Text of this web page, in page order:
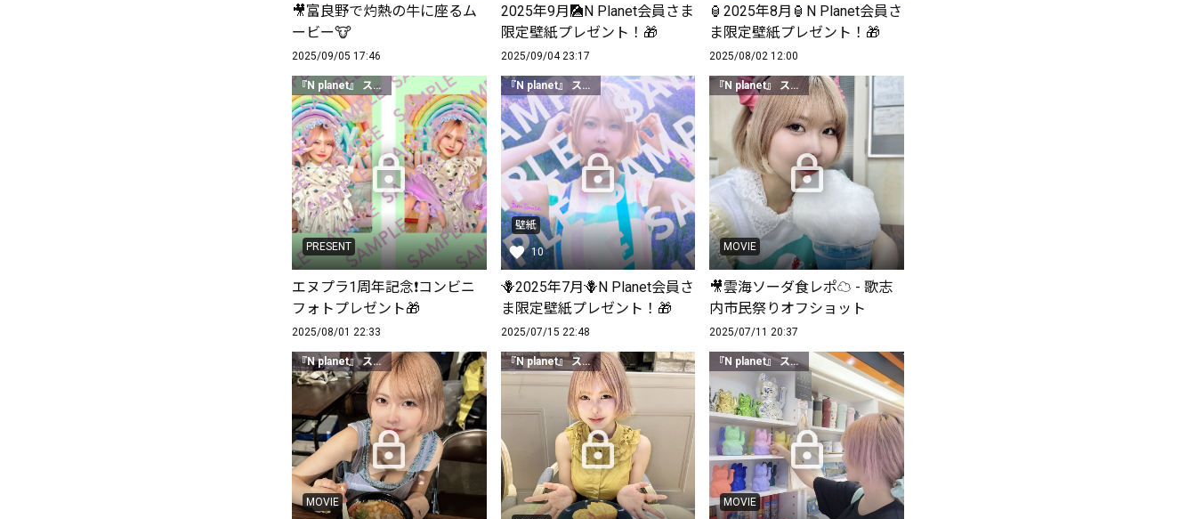
🎥富良野で灼熱の牛に座るム
ービー🐮
2025/09/05 17:46
2025年9月🎑N Planet会員さま
限定壁紙プレゼント！🎁
2025/09/04 23:17
🏮2025年8月🏮N Planet会員さ
ま限定壁紙プレゼント！🎁
2025/08/02 12:00
『N planet』 スタンダードクラス以上
PRESENT
エヌプラ1周年記念❗️コンビニ
フォトプレゼント🎁
2025/08/01 22:33
『N planet』 スタンダードクラス以上
壁紙
10
🪻2025年7月🪻N Planet会員さ
ま限定壁紙プレゼント！🎁
2025/07/15 22:48
『N planet』 スタンダードクラス以上
MOVIE
🎥雲海ソーダ食レポ☁️ - 歌志
内市民祭りオフショット
2025/07/11 20:37
『N planet』 スタンダードクラス以上
MOVIE
『N planet』 スタンダードクラス以上 『N planet』 スタンダードクラス以上
MOVIE